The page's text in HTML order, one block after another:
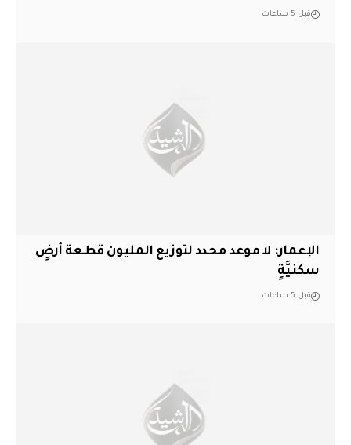
قبل 5 ساعات
الإعمار: لا موعد محدد لتوزيع المليون قطعة أرضٍ
سكنيَّةٍ
قبل 5 ساعات